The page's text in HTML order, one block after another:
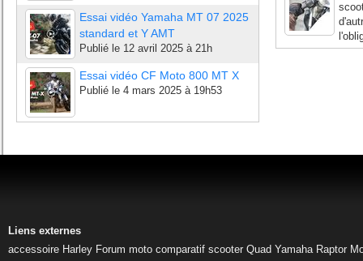
Essai vidéo Yamaha MT 07 2025
standard et Y AMT
Publié le 12 avril 2025 à 21h
Essai vidéo CF Moto 800 MT X
Publié le 4 mars 2025 à 19h53
Liens externes
accessoire Harley Forum moto comparatif scooter Quad Yamaha Raptor